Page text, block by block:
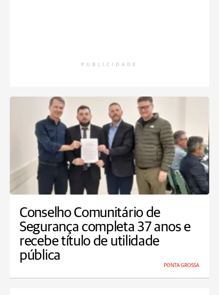
PUBLICIDADE
Conselho Comunitário de
Segurança completa 37 anos e
recebe título de utilidade
pública
PONTA GROSSA